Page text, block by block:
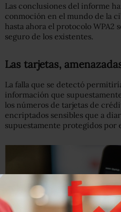
Las conclusiones del informe
conmoción en el mundo de la
hasta ahora el protocolo WPA2
seguro de los existentes.
Las tarjetas,
La falla que se detectó
información que
los números de tarjetas de
encriptados sensibles que a
supuestamente protegidos por